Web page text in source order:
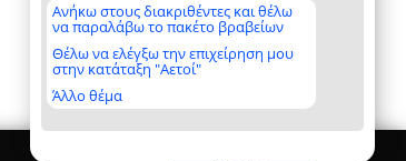
Ανήκω στους διακριθέντες και θέλω
να παραλάβω το πακέτο βραβείων
Θέλω να ελέγξω την επιχείρηση μου
στην κατάταξη "Αετοί"
Άλλο θέμα